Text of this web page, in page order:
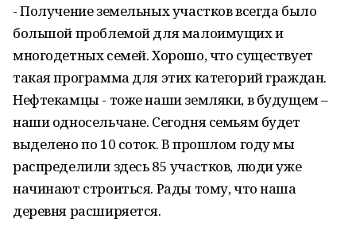
- Получение земельных участков всегда было
большой проблемой для малоимущих и
многодетных семей. Хорошо, что существует
такая программа для этих категорий граждан.
Нефтекамцы - тоже наши земляки, в будущем –
наши односельчане. Сегодня семьям будет
выделено по 10 соток. В прошлом году мы
распределили здесь 85 участков, люди уже
начинают строиться. Рады тому, что наша
деревня расширяется.